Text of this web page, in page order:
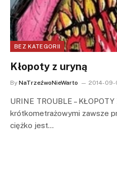
BEZ KATEGORII
Kłopoty z uryną
By NaTrzeźwoNieWarto 2014-09-
URINE TROUBLE –
krótkometrażowymi zawsze
ciężko jest…